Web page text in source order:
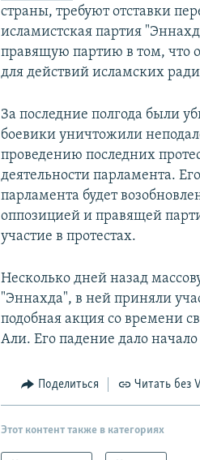
страны, требуют отставки
исламистская партия
правящую партию в том, что
для действий исламских
За последние полгода были
боевики уничтожили
проведению последних
деятельности парламента.
парламента будет
оппозицией и правящей
участие в протестах.
Несколько дней назад
"Эннахда", в ней приняли
подобная акция со времени
Али. Его падение дало
Поделиться Читать без
Этот контент также в категориях